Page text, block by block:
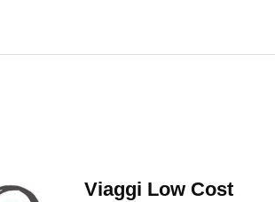
Immaturi il
Viaggi Low Cost